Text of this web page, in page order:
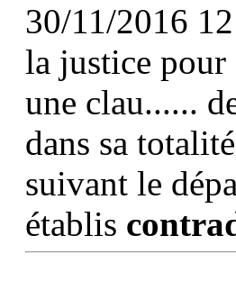
30/11/2016
la justice pour
une clau......
dans sa
suivant le
établis